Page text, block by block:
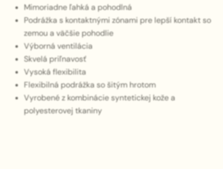
Mimoriadne ľahká a pohodlná
Podrážka s kontaktnými zónami pre lepší kontakt so
zemou a väčšie pohodlie
Výborná ventilácia
Skvelá priľnavosť
Vysoká flexibilita
Flexibilná podrážka so šitým hrotom
Vyrobené z kombinácie syntetickej kože a
polyesterovej tkaniny